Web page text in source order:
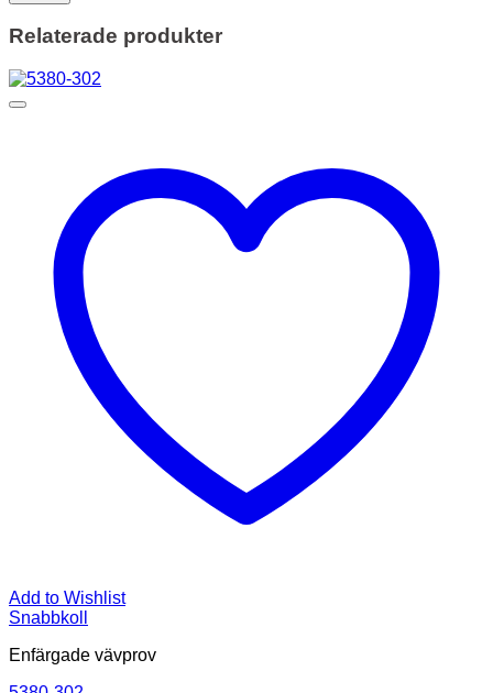
Relaterade produkter
Add to Wishlist
Snabbkoll
Enfärgade vävprov